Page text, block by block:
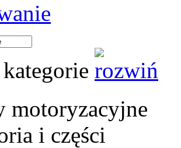
motoryzacyjne
i części